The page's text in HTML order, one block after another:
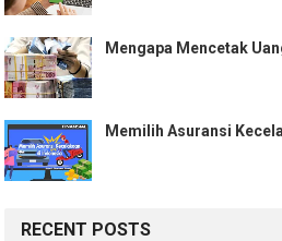
Mengapa Mencetak
Memilih Asuransi
RECENT POSTS